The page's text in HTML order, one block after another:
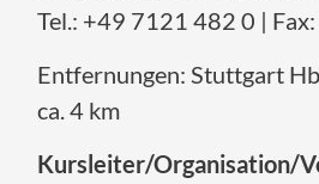
Tel.: +49 7121 482 0 |
Entfernungen: Stuttgart
ca. 4 km
Kursleiter/Organisation/